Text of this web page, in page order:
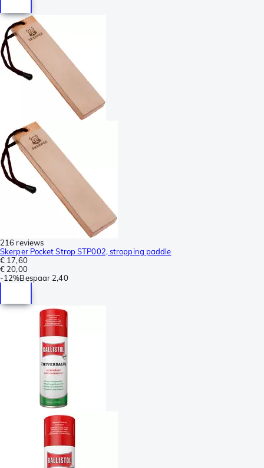
216 reviews
Skerper Pocket Strop STP002, stropping paddle
€ 17,60
€ 20,00
-12%Bespaar 2,40